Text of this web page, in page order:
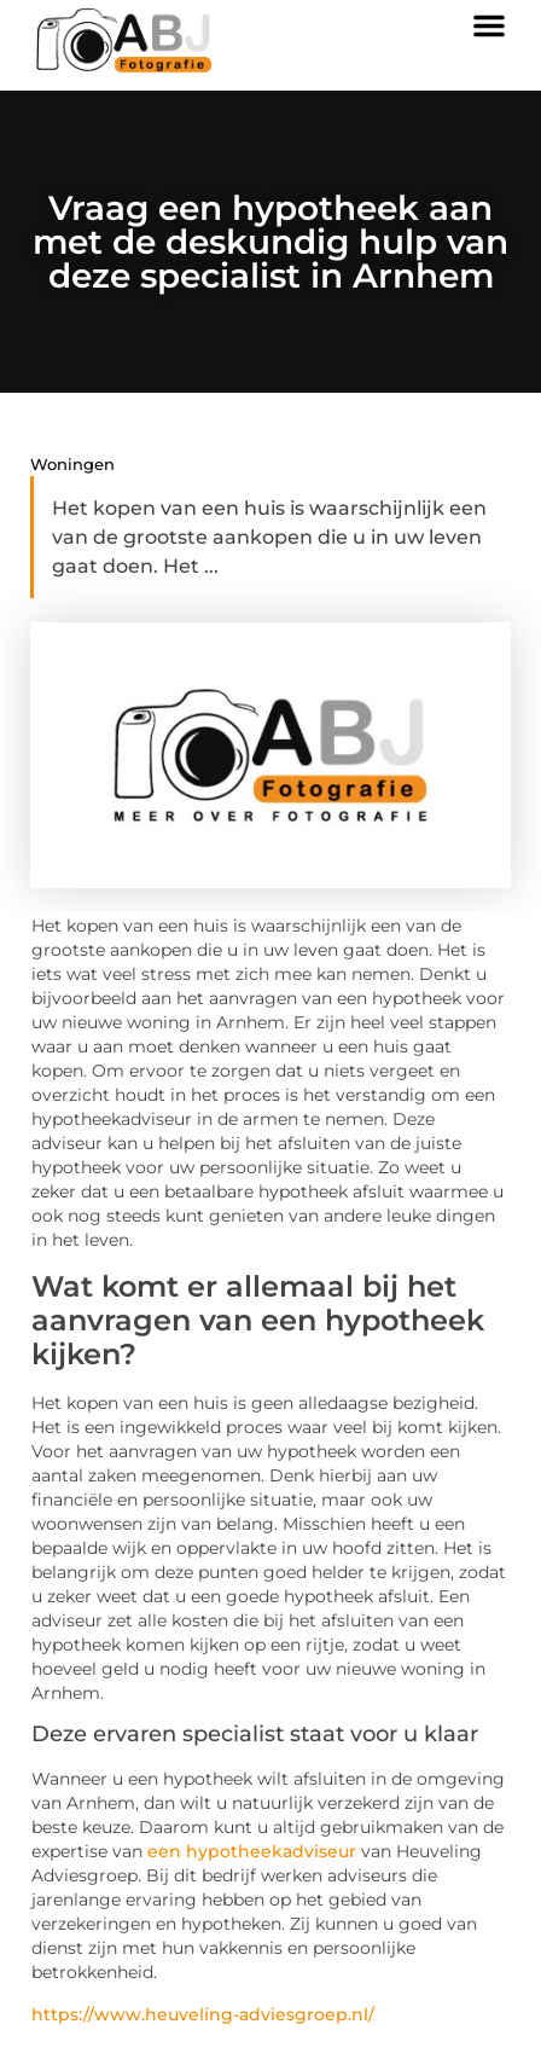
Vraag een hypotheek aan
met de deskundig hulp van
deze specialist in Arnhem
Woningen
Het kopen van een huis is waarschijnlijk een
van de grootste aankopen die u in uw leven
gaat doen. Het ...
Het kopen van een huis is waarschijnlijk een van de
grootste aankopen die u in uw leven gaat doen. Het is
iets wat veel stress met zich mee kan nemen. Denkt u
bijvoorbeeld aan het aanvragen van een hypotheek voor
uw nieuwe woning in Arnhem. Er zijn heel veel stappen
waar u aan moet denken wanneer u een huis gaat
kopen. Om ervoor te zorgen dat u niets vergeet en
overzicht houdt in het proces is het verstandig om een
hypotheekadviseur in de armen te nemen. Deze
adviseur kan u helpen bij het afsluiten van de juiste
hypotheek voor uw persoonlijke situatie. Zo weet u
zeker dat u een betaalbare hypotheek afsluit waarmee u
ook nog steeds kunt genieten van andere leuke dingen
in het leven.
Wat komt er allemaal bij het
aanvragen van een hypotheek
kijken?
Het kopen van een huis is geen alledaagse bezigheid.
Het is een ingewikkeld proces waar veel bij komt kijken.
Voor het aanvragen van uw hypotheek worden een
aantal zaken meegenomen. Denk hierbij aan uw
financiële en persoonlijke situatie, maar ook uw
woonwensen zijn van belang. Misschien heeft u een
bepaalde wijk en oppervlakte in uw hoofd zitten. Het is
belangrijk om deze punten goed helder te krijgen, zodat
u zeker weet dat u een goede hypotheek afsluit. Een
adviseur zet alle kosten die bij het afsluiten van een
hypotheek komen kijken op een rijtje, zodat u weet
hoeveel geld u nodig heeft voor uw nieuwe woning in
Arnhem.
Deze ervaren specialist staat voor u klaar
Wanneer u een hypotheek wilt afsluiten in de omgeving
van Arnhem, dan wilt u natuurlijk verzekerd zijn van de
beste keuze. Daarom kunt u altijd gebruikmaken van de
expertise van een hypotheekadviseur van Heuveling
Adviesgroep. Bij dit bedrijf werken adviseurs die
jarenlange ervaring hebben op het gebied van
verzekeringen en hypotheken. Zij kunnen u goed van
dienst zijn met hun vakkennis en persoonlijke
betrokkenheid.
https://www.heuveling-adviesgroep.nl/